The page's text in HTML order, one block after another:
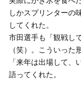
しかスプリンターの
してくれた。
市田選手も「観戦し
（笑）。こういった
「来年は出場して、
語ってくれた。